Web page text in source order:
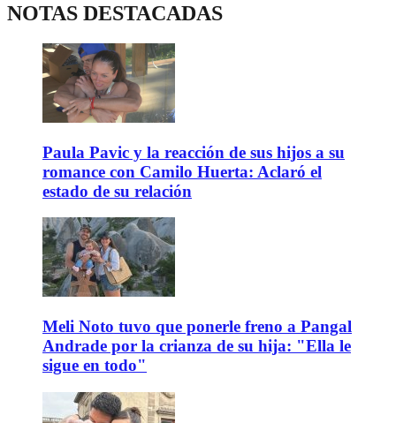
NOTAS DESTACADAS
Paula Pavic y la reacción de sus hijos a su
romance con Camilo Huerta: Aclaró el
estado de su relación
Meli Noto tuvo que ponerle freno a Pangal
Andrade por la crianza de su hija: "Ella le
sigue en todo"